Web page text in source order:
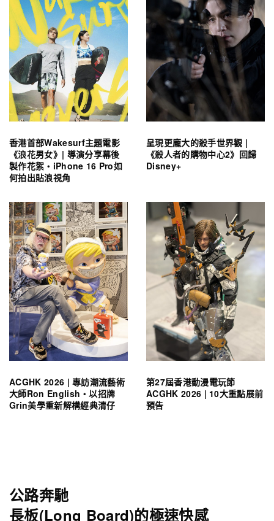
香港首部Wakesurf主題電影
《浪花男女》| 導演分享幕後
製作花絮・iPhone 16 Pro如
何拍出貼浪視角
呈現更龐大的殺手世界觀 |
《殺人者的購物中心2》回歸
Disney+
ACGHK 2026 | 專訪潮流藝術
大師Ron English・以招牌
Grin美學重新解構經典清仔
第27屆香港動漫電玩節
ACGHK 2026 | 10大重點展前
預告
公路奔馳
長板(Long Board)的極速快感